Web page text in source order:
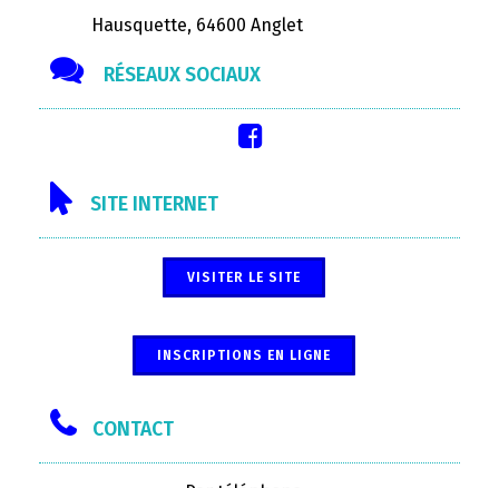
Hausquette, 64600 Anglet
RÉSEAUX SOCIAUX
SITE INTERNET
VISITER LE SITE
INSCRIPTIONS EN LIGNE
CONTACT